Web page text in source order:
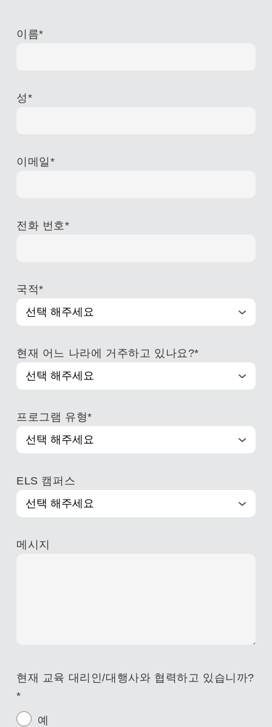
이름*
성*
이메일 *
전화 번호*
국적*
현재 어느 나라에 거주하고 있나요?*
프로그램 유형*
ELS 캠퍼스
메시지
현재 교육 대리인/대행사와 협력하고 있습니까?
*
예